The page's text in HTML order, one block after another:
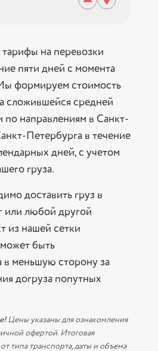
на перевозки
пяти дней с момента
формируем стоимость
сложившейся средней
по направлениям в Санкт-
Петербурга в течение
дней, с учетом
груза.
доставить груз в
или любой другой
из нашей сетки
быть
в меньшую сторону за
догруза попутных
Цены указаны для ознакомления
офертой. Итоговая
типа транспорта, даты и объема